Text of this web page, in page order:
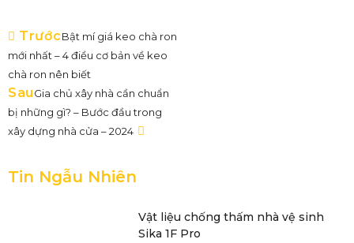
TrướcBật mí giá keo chà ron
mới nhất – 4 điều cơ bản về keo
chà ron nên biết
SauGia chủ xây nhà cần chuẩn
bị những gì? – Bước đầu trong
xây dựng nhà cửa – 2024
Tin Ngẫu Nhiên
Vật liệu chống thấm nhà vệ sinh
Sika 1F Pro